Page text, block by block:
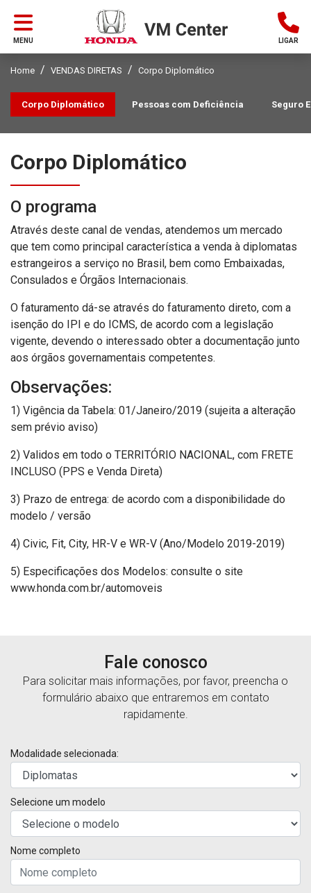
MENU LIGAR
Home VENDAS DIRETAS Corpo Diplomático
Pessoas com Deficiência Seguro
Corpo Diplomático
Corpo Diplomático
O programa
Através deste canal de vendas, atendemos um mercado
que tem como principal característica a venda à diplomatas
estrangeiros a serviço no Brasil, bem como Embaixadas,
Consulados e Órgãos Internacionais.
O faturamento dá-se através do faturamento direto, com a
isenção do IPI e do ICMS, de acordo com a legislação
vigente, devendo o interessado obter a documentação junto
aos órgãos governamentais competentes.
Observações:
1) Vigência da Tabela: 01/Janeiro/2019 (sujeita a alteração
sem prévio aviso)
2) Validos em todo o TERRITÓRIO NACIONAL, com FRETE
INCLUSO (PPS e Venda Direta)
3) Prazo de entrega: de acordo com a disponibilidade do
modelo / versão
4) Civic, Fit, City, HR-V e WR-V (Ano/Modelo 2019-2019)
5) Especificações dos Modelos: consulte o site
www.honda.com.br/automoveis
Fale conosco
Para solicitar mais informações, por favor, preencha o
formulário abaixo que entraremos em contato
rapidamente.
Modalidade selecionada:
Selecione um modelo
Nome completo